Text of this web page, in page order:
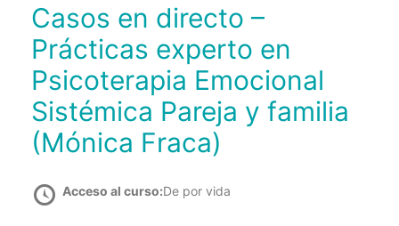
Casos en directo –
Prácticas experto en
Psicoterapia Emocional
Sistémica Pareja y familia
(Mónica Fraca)
Acceso al curso:De por vida